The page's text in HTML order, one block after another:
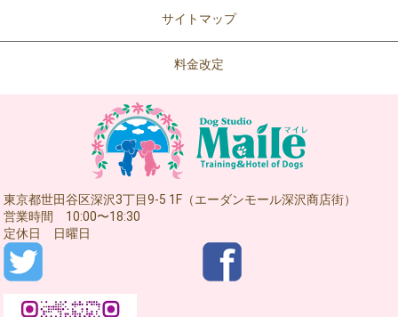
サイトマップ
料金改定
東京都世田谷区深沢3丁目9-5 1F（エーダンモール深沢商店街）
営業時間 10:00〜18:30
定休日 日曜日